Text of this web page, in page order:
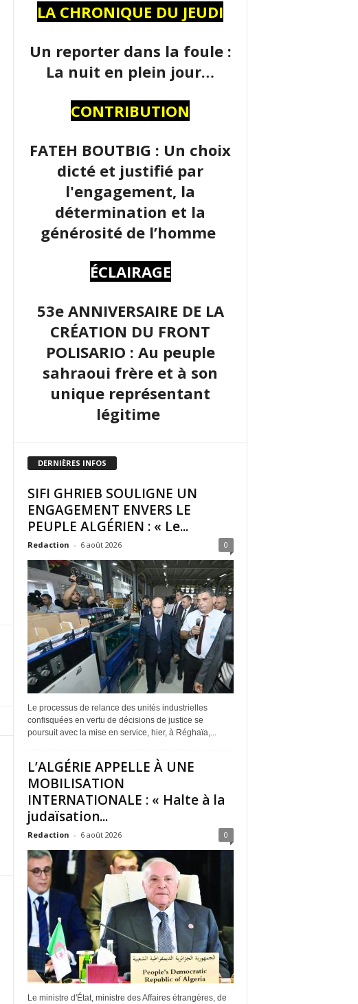
LA CHRONIQUE DU JEUDI
Un reporter dans la foule :
La nuit en plein jour…
CONTRIBUTION
FATEH BOUTBIG : Un choix
dicté et justifié par
l'engagement, la
détermination et la
générosité de l’homme
ÉCLAIRAGE
53e ANNIVERSAIRE DE LA
CRÉATION DU FRONT
POLISARIO : Au peuple
sahraoui frère et à son
unique représentant
légitime
DERNIÈRES INFOS
SIFI GHRIEB SOULIGNE UN
ENGAGEMENT ENVERS LE
PEUPLE ALGÉRIEN : « Le...
Redaction - 6 août 2026 0
Le processus de relance des unités industrielles
confisquées en vertu de décisions de justice se
poursuit avec la mise en service, hier, à Réghaïa,...
L’ALGÉRIE APPELLE À UNE
MOBILISATION
INTERNATIONALE : « Halte à la
judaïsation...
Redaction - 6 août 2026 0
Le ministre d'État, ministre des Affaires étrangères, de